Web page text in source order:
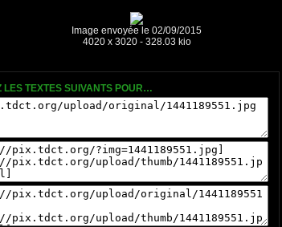
Image envoyée le 02/09/2015
4020 x 3020 - 328.03 kio
LES TEXTES SUIVANTS POUR…